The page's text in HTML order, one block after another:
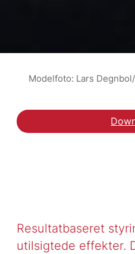
Modelfoto: Lars Degnbol/
Resultatbaseret
utilsigtede effekter.